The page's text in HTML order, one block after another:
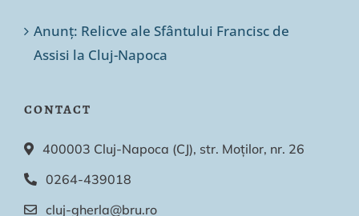
Anunț: Relicve ale Sfântului Francisc de
Assisi la Cluj-Napoca
CONTACT
400003 Cluj-Napoca (CJ), str. Moților, nr. 26
0264-439018
cluj-gherla@bru.ro